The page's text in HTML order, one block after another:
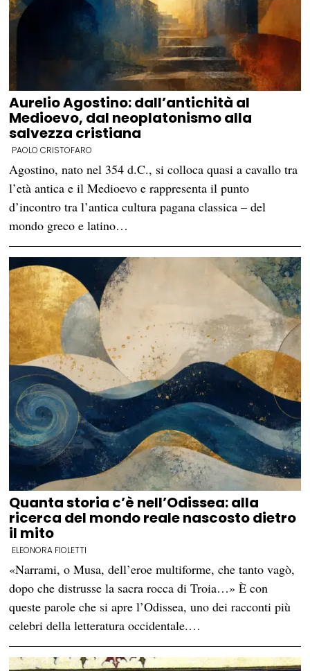
Aurelio Agostino: dall’antichità al
Medioevo, dal neoplatonismo alla
salvezza cristiana
PAOLO CRISTOFARO
Agostino, nato nel 354 d.C., si colloca quasi a cavallo tra
l’età antica e il Medioevo e rappresenta il punto
d’incontro tra l’antica cultura pagana classica – del
mondo greco e latino…
Quanta storia c’è nell’Odissea: alla
ricerca del mondo reale nascosto dietro
il mito
ELEONORA FIOLETTI
«Narrami, o Musa, dell’eroe multiforme, che tanto vagò,
dopo che distrusse la sacra rocca di Troia…» È con
queste parole che si apre l’Odissea, uno dei racconti più
celebri della letteratura occidentale.…